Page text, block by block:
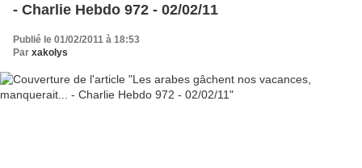
- Charlie Hebdo 972 - 02/02/11
Publié le 01/02/2011 à 18:53
Par xakolys